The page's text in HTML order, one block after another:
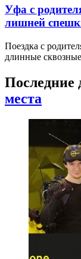
Уфа с
лишней
Поездка с
длинные
Последние
места